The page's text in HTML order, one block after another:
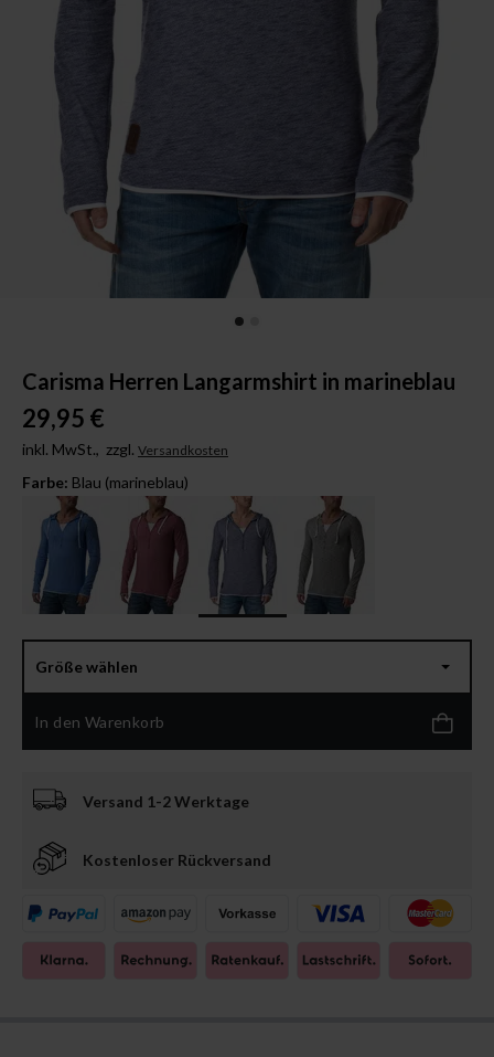
Carisma Herren Langarmshirt in marineblau
29,95 €
inkl. MwSt., zzgl. Versandkosten
Farbe: Blau (marineblau)
Größe wählen
In den Warenkorb
Versand 1-2 Werktage
Kostenloser Rückversand